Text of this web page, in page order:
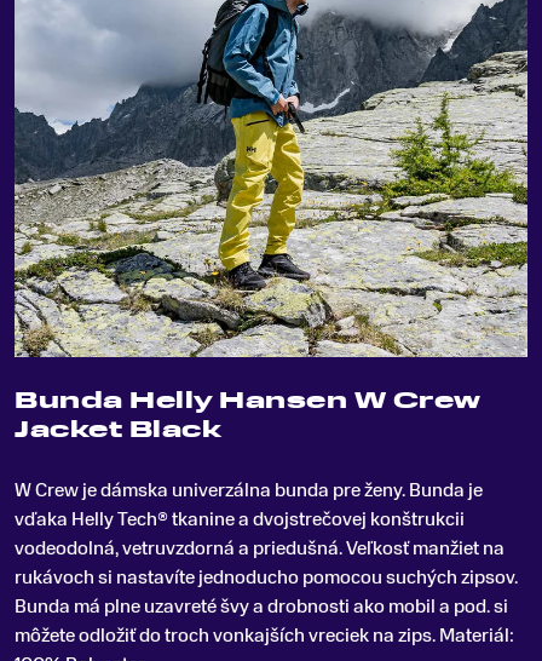
Bunda Helly Hansen W Crew
Jacket Black
W Crew je dámska univerzálna bunda pre ženy.Bunda je
vďaka Helly Tech® tkanine a dvojstrečovej konštrukcii
vodeodolná, vetruvzdorná a priedušná. Veľkosť manžiet na
rukávoch si nastavíte jednoducho pomocou suchých zipsov.
Bunda má plne uzavreté švy a drobnosti ako mobil a pod. si
môžete odložiť do troch vonkajších vreciek na zips. Materiál: